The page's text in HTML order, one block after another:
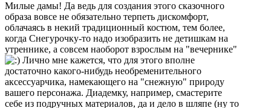
Милые дамы! Да ведь для создания этого сказочного
образа вовсе не обязательно терпеть дискомфорт,
облачаясь в некий традиционный костюм, тем более,
когда Снегурочку-то надо изобразить не детишкам на
утреннике, а совсем наоборот взрослым на "вечернике"
Лично мне кажется, что для этого вполне
достаточно какого-нибудь необременительного
аксессуарчика, намекающего на "снежную" природу
вашего персонажа. Диадемку, например, смастерите
себе из подручных материалов, да и дело в шляпе (ну то